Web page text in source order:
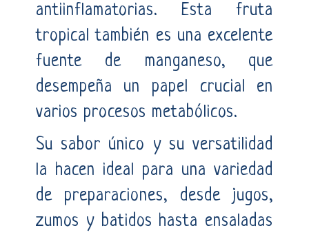
antiinflamatorias. Esta fruta
tropical también es una excelente
fuente de manganeso, que
desempeña un papel crucial en
varios procesos metabólicos.
Su sabor único y su versatilidad
la hacen ideal para una variedad
de preparaciones, desde jugos,
zumos y batidos hasta ensaladas